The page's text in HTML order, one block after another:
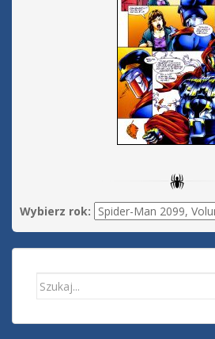
Wybierz rok:
Search